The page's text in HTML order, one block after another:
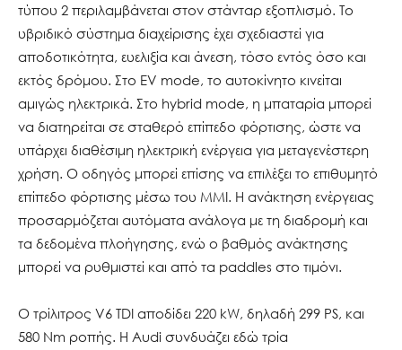
τύπου 2 περιλαμβάνεται στον στάνταρ εξοπλισμό. Το
υβριδικό σύστημα διαχείρισης έχει σχεδιαστεί για
αποδοτικότητα, ευελιξία και άνεση, τόσο εντός όσο και
εκτός δρόμου. Στο EV mode, το αυτοκίνητο κινείται
αμιγώς ηλεκτρικά. Στο hybrid mode, η μπαταρία μπορεί
να διατηρείται σε σταθερό επίπεδο φόρτισης, ώστε να
υπάρχει διαθέσιμη ηλεκτρική ενέργεια για μεταγενέστερη
χρήση. Ο οδηγός μπορεί επίσης να επιλέξει το επιθυμητό
επίπεδο φόρτισης μέσω του MMI. Η ανάκτηση ενέργειας
προσαρμόζεται αυτόματα ανάλογα με τη διαδρομή και
τα δεδομένα πλοήγησης, ενώ ο βαθμός ανάκτησης
μπορεί να ρυθμιστεί και από τα paddles στο τιμόνι.
Ο τρίλιτρος V6 TDI αποδίδει 220 kW, δηλαδή 299 PS, και
580 Nm ροπής. Η Audi συνδυάζει εδώ τρία